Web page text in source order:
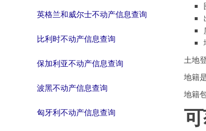
英格兰和威尔士不动产信息查询
比利时不动产信息查询
保加利亚不动产信息查询
波黑不动产信息查询
匈牙利不动产信息查询
土地
地籍
地籍